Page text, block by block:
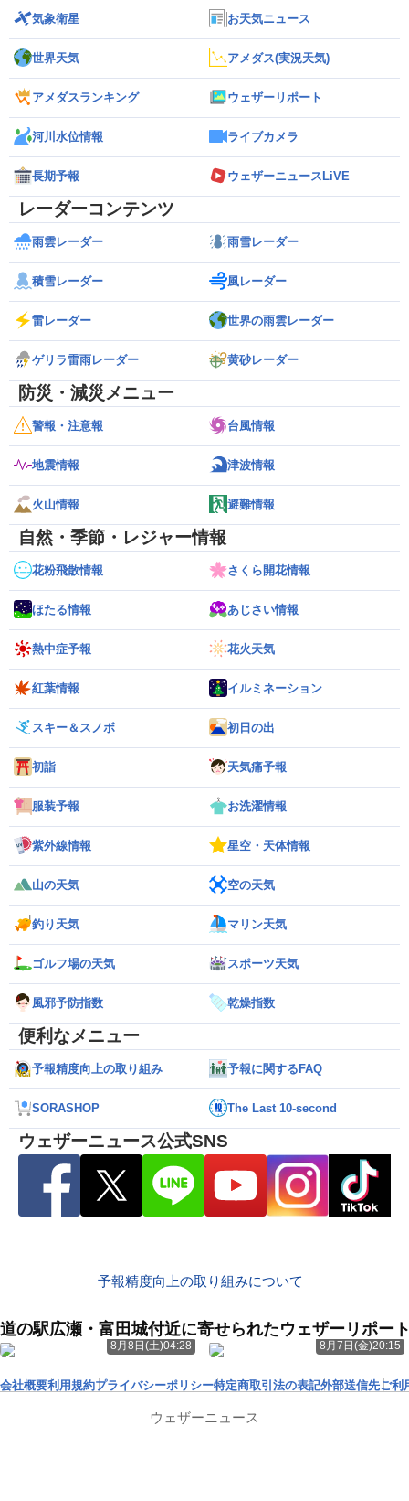
気象衛星 お天気ニュース
世界天気 アメダス(実況天気)
アメダスランキング ウェザーリポート
河川水位情報 ライブカメラ
長期予報 ウェザーニュースLiVE
レーダーコンテンツ
雨雲レーダー 雨雪レーダー
積雪レーダー 風レーダー
雷レーダー 世界の雨雲レーダー
ゲリラ雷雨レーダー 黄砂レーダー
防災・減災メニュー
警報・注意報 台風情報
地震情報 津波情報
火山情報 避難情報
自然・季節・レジャー情報
花粉飛散情報 さくら開花情報
ほたる情報 あじさい情報
熱中症予報 花火天気
紅葉情報 イルミネーション
スキー＆スノボ 初日の出
初詣 天気痛予報
服装予報 お洗濯情報
紫外線情報 星空・天体情報
山の天気 空の天気
釣り天気 マリン天気
ゴルフ場の天気 スポーツ天気
風邪予防指数 乾燥指数
便利なメニュー
予報精度向上の取り組み 予報に関するFAQ
SORASHOP The Last 10-second
ウェザーニュース公式SNS
予報精度向上の取り組みについて
道の駅広瀬・富田城付近に寄せられたウェザーリポー
8月8日(土)04:28 8月7日(金)20:15
会社概要利用規約プライバシーポリシー特定商取引法の表記外部送信先ご利
ウェザーニュース